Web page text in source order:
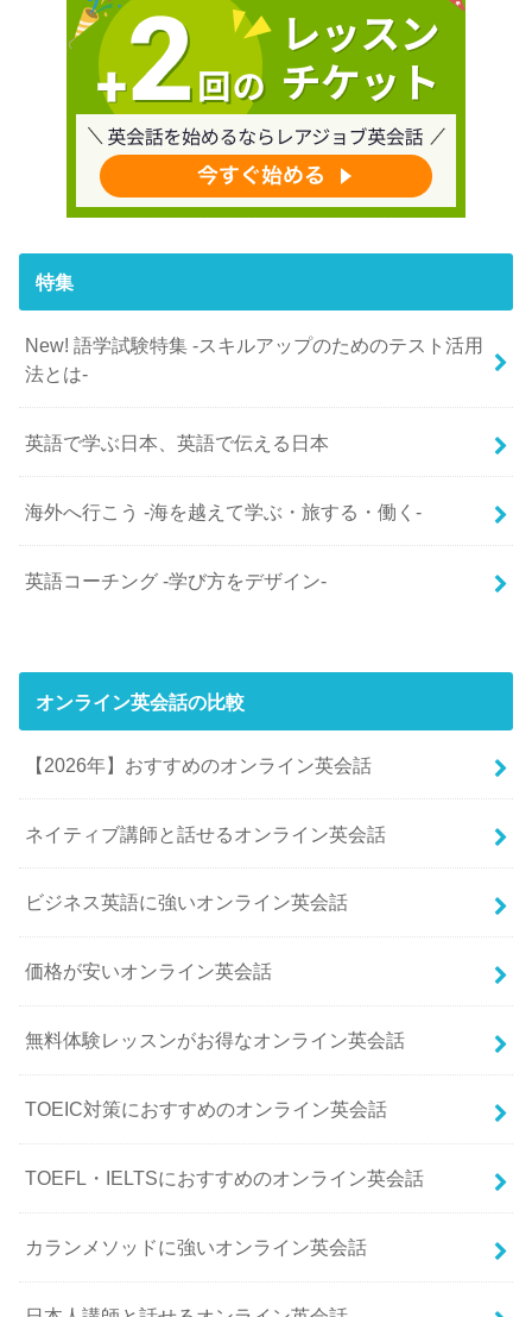
特集
New! 語学試験特集 -スキルアップのためのテスト活用
法とは-
英語で学ぶ日本、英語で伝える日本
海外へ行こう -海を越えて学ぶ・旅する・働く-
英語コーチング -学び方をデザイン-
オンライン英会話の比較
【2026年】おすすめのオンライン英会話
ネイティブ講師と話せるオンライン英会話
ビジネス英語に強いオンライン英会話
価格が安いオンライン英会話
無料体験レッスンがお得なオンライン英会話
TOEIC対策におすすめのオンライン英会話
TOEFL・IELTSにおすすめのオンライン英会話
カランメソッドに強いオンライン英会話